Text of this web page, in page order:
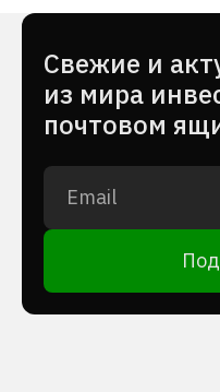
Cвежие и
из мира
почтовом